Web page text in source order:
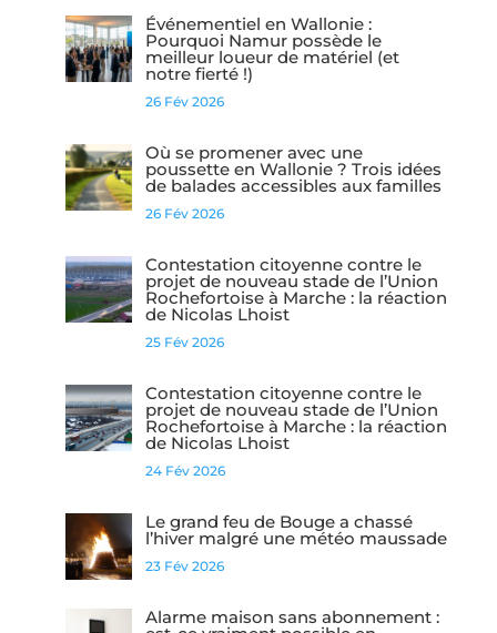
Événementiel en Wallonie :
Pourquoi Namur possède le
meilleur loueur de matériel (et
notre fierté !)
26 Fév 2026
Où se promener avec une
poussette en Wallonie ? Trois idées
de balades accessibles aux familles
26 Fév 2026
Contestation citoyenne contre le
projet de nouveau stade de l’Union
Rochefortoise à Marche : la réaction
de Nicolas Lhoist
25 Fév 2026
Contestation citoyenne contre le
projet de nouveau stade de l’Union
Rochefortoise à Marche : la réaction
de Nicolas Lhoist
24 Fév 2026
Le grand feu de Bouge a chassé
l’hiver malgré une météo maussade
23 Fév 2026
Alarme maison sans abonnement :